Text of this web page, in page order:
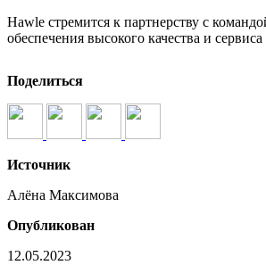
Hawle стремится к партнерству с
обеспечения высокого качества и
Поделиться
Источник
Алёна Максимова
Опубликован
12.05.2023